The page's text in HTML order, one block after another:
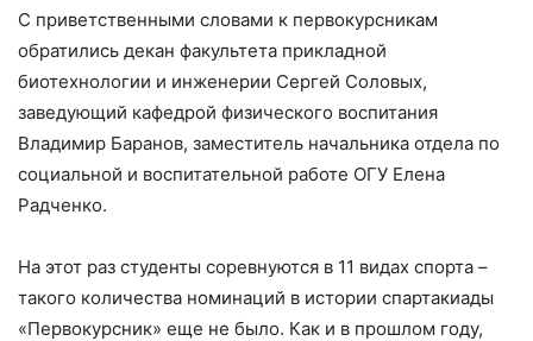
С приветственными словами к первокурсникам
обратились декан факультета прикладной
биотехнологии и инженерии Сергей Соловых,
заведующий кафедрой физического воспитания
Владимир Баранов, заместитель начальника отдела по
социальной и воспитательной работе ОГУ Елена
Радченко.
На этот раз студенты соревнуются в 11 видах спорта –
такого количества номинаций в истории спартакиады
«Первокурсник» еще не было. Как и в прошлом году,